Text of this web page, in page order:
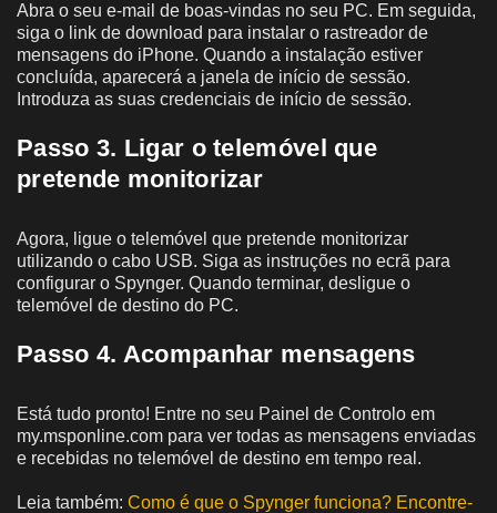
Abra o seu e-mail de boas-vindas no seu PC. Em seguida,
siga o link de download para instalar o rastreador de
mensagens do iPhone. Quando a instalação estiver
concluída, aparecerá a janela de início de sessão.
Introduza as suas credenciais de início de sessão.
Passo 3. Ligar o telemóvel que
pretende monitorizar
Agora, ligue o telemóvel que pretende monitorizar
utilizando o cabo USB. Siga as instruções no ecrã para
configurar o Spynger. Quando terminar, desligue o
telemóvel de destino do PC.
Passo 4. Acompanhar mensagens
Está tudo pronto! Entre no seu Painel de Controlo em
my.msponline.com para ver todas as mensagens enviadas
e recebidas no telemóvel de destino em tempo real.
Leia também: Como é que o Spynger funciona? Encontre-